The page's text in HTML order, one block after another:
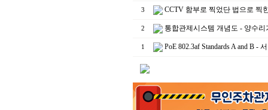
3 CCTV 함부로 찍었단 법으로 찍
2 통합관제시스템 개념도 - 양수
1 PoE 802.3af Standards A and B